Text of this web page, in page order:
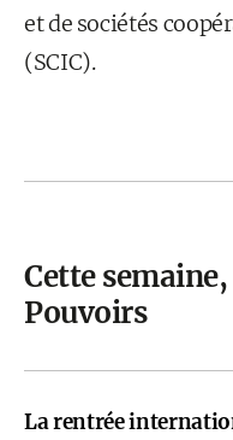
et de sociétés
(SCIC).
Cette
Pouvoirs
La rentrée